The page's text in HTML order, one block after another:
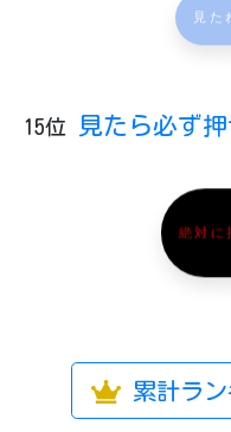
見た
15位 見たら必ず
絶対
累計ラン